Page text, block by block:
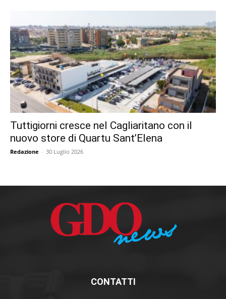
Tuttigiorni cresce nel Cagliaritano con il
nuovo store di Quartu Sant’Elena
Redazione - 30 Luglio 2026
CONTATTI